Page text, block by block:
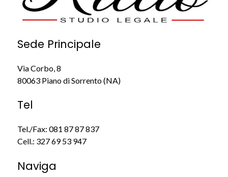
Sede Principale
Via Corbo, 8
80063 Piano di Sorrento (NA)
Tel
Tel./Fax: 081 87 87 837
Cell.: 327 69 53 947
Naviga